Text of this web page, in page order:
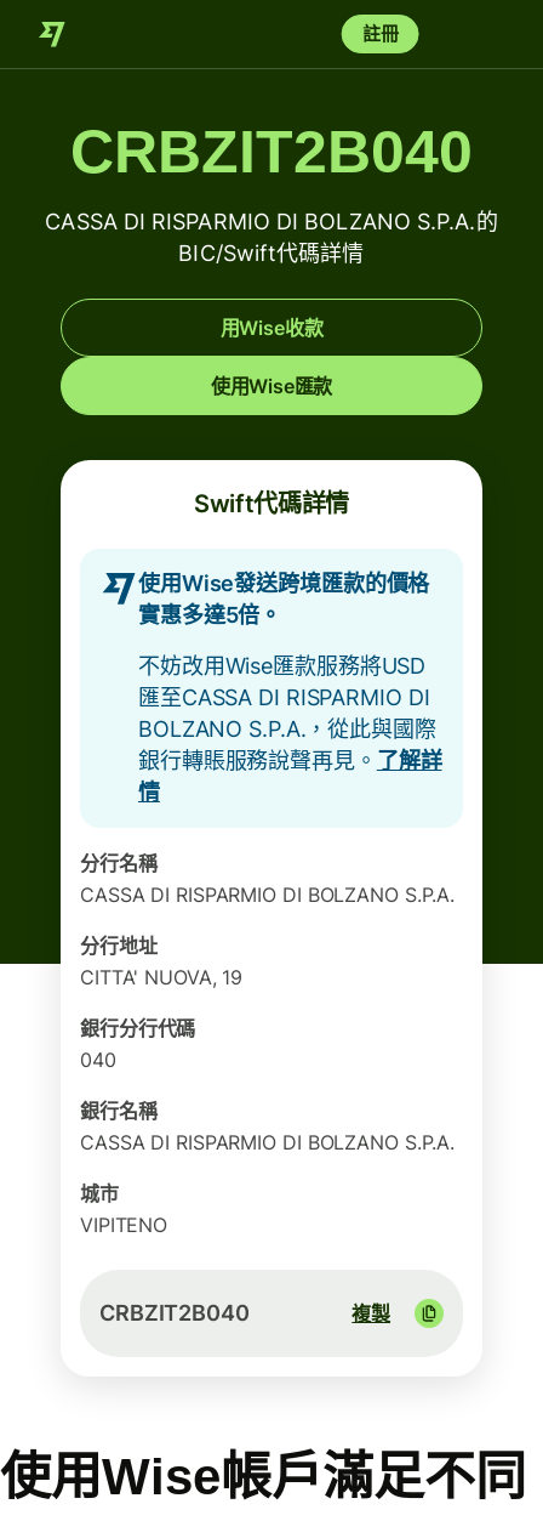
註冊
CRBZIT2B040
CASSA DI RISPARMIO DI BOLZANO S.P.A.的
BIC/Swift代碼詳情
用Wise收款
使用Wise匯款
Swift代碼詳情
使用Wise發送跨境匯款的價格
實惠多達5倍。
不妨改用Wise匯款服務將USD
匯至CASSA DI RISPARMIO DI
BOLZANO S.P.A.，從此與國際
銀行轉賬服務說聲再見。 了解詳
情
分行名稱
CASSA DI RISPARMIO DI BOLZANO S.P.A.
分行地址
CITTA' NUOVA, 19
銀行分行代碼
040
銀行名稱
CASSA DI RISPARMIO DI BOLZANO S.P.A.
城市
VIPITENO
CRBZIT2B040 複製
使用Wise帳戶滿足不同